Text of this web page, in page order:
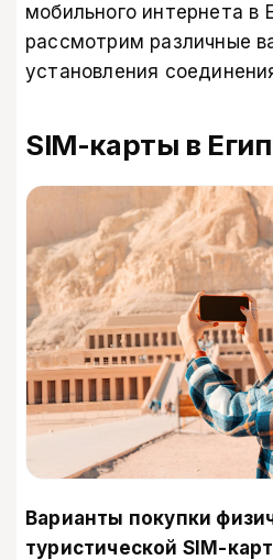
мобильного интернета в
рассмотрим различные
установления
SIM-карты в
Варианты покупки
туристической SIM-